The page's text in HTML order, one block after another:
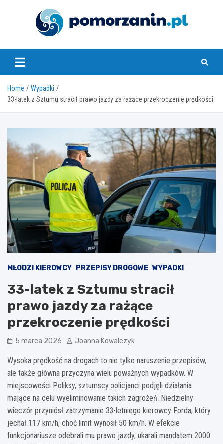
pomorzanin.pl
Home
Wypadki
33-latek z Sztumu stracił prawo jazdy za rażące przekroczenie prędkości
MŁODZI KIEROWCY PRZEPISY DROGOWE WYPADKI
33-latek z Sztumu stracił
prawo jazdy za rażące
przekroczenie prędkości
5 marca 2026 Joanna Kowalczyk
Wysoka prędkość na drogach to nie tylko naruszenie przepisów,
ale także główna przyczyna wielu poważnych wypadków. W
miejscowości Poliksy, sztumscy policjanci podjęli działania
mające na celu wyeliminowanie takich zagrożeń. Niedzielny
wieczór przyniósł zatrzymanie 33-letniego kierowcy Forda, który
jechał 117 km/h, choć limit wynosił 50 km/h. W efekcie
funkcjonariusze odebrali mu prawo jazdy, ukarali mandatem 2000